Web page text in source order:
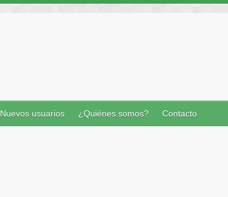
Nuevos usuarios ¿Quiénes somos? Contacto